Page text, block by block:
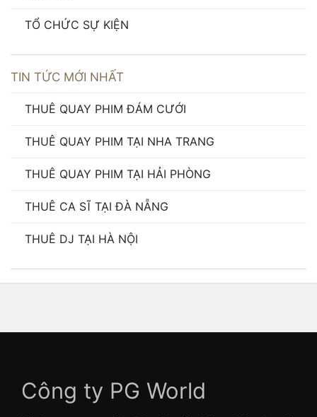
TỔ CHỨC SỰ KIỆN
TIN TỨC MỚI NHẤT
THUÊ QUAY PHIM ĐÁM CƯỚI
THUÊ QUAY PHIM TẠI NHA TRANG
THUÊ QUAY PHIM TẠI HẢI PHÒNG
THUÊ CA SĨ TẠI ĐÀ NẴNG
THUÊ DJ TẠI HÀ NỘI
Công ty PG World